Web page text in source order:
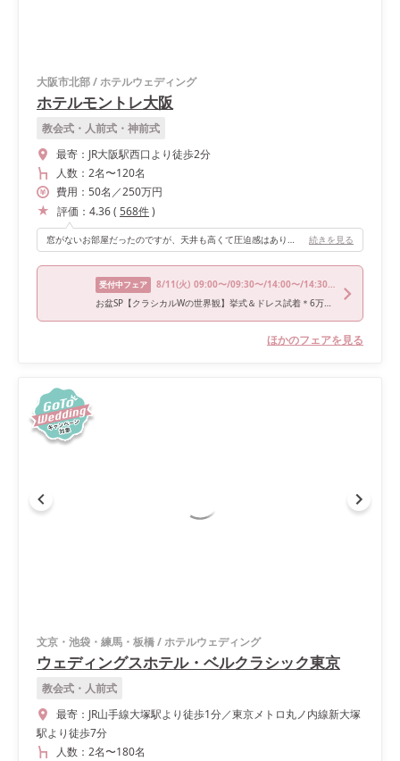
大阪市北部/ホテルウェディング
ホテルモントレ大阪
教会式・人前式・神前式
最寄： JR大阪駅西口より徒歩2分
人数： 2名〜120名
費用： 50名 ／250万円
評価： 4.36( 568件)
窓がないお部屋だったのですが、天井も高くて圧迫感はありませんでした。私たちは実施しませんでしたが、高砂の後ろにあるバルコニーを活かしたオリジナルの入場プロジェクションマッピングもあって素敵でした。 また、来賓控室が各披露宴会場毎にあるため、ゲストがロビー等で待たされるようなこともなく、動線もわかりやすかったと感じます。 続きを見る
受付中フェア 8/11(火) 09:00〜/09:30〜/14:00〜/14:30〜
お盆SP【クラシカルWの世界観】挙式＆ドレス試着＊6万ギフト
ほかのフェアを見る
文京・池袋・練馬・板橋/ホテルウェディング
ウェディングスホテル・ベルクラシック東京
教会式・人前式
最寄： JR山手線大塚駅より徒歩1分／東京メトロ丸ノ内線新大塚
駅より徒歩7分
人数： 2名〜180名